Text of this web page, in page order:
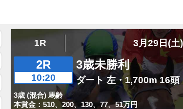
1R 3月29日(土
2R
10:20
3歳未勝利
ダート 左・1,700m 16頭
3歳 (混合) 馬齢
本賞金：510、200、130、77、51万円